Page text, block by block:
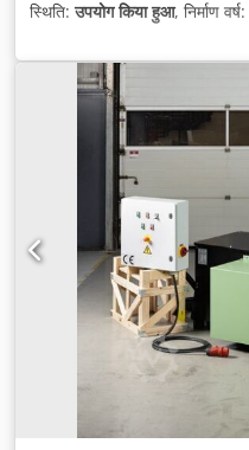
स्थिति:उपयोग किया हुआ, निर्माण वर्ष: